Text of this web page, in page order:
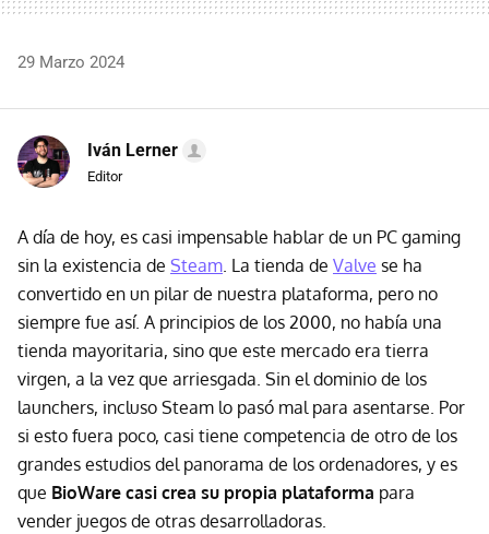
29 Marzo 2024
Iván Lerner
Editor
A día de hoy, es casi impensable hablar de un PC gaming
sin la existencia de Steam. La tienda de Valve se ha
convertido en un pilar de nuestra plataforma, pero no
siempre fue así. A principios de los 2000, no había una
tienda mayoritaria, sino que este mercado era tierra
virgen, a la vez que arriesgada. Sin el dominio de los
launchers, incluso Steam lo pasó mal para asentarse. Por
si esto fuera poco, casi tiene competencia de otro de los
grandes estudios del panorama de los ordenadores, y es
que BioWare casi crea su propia plataforma para
vender juegos de otras desarrolladoras.